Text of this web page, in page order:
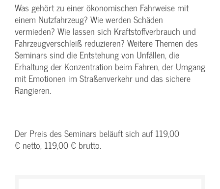
Was gehört zu einer ökonomischen Fahrweise mit
einem Nutzfahrzeug? Wie werden Schäden
vermieden? Wie lassen sich Kraftstoffverbrauch und
Fahrzeugverschleiß reduzieren? Weitere Themen des
Seminars sind die Entstehung von Unfällen, die
Erhaltung der Konzentration beim Fahren, der Umgang
mit Emotionen im Straßenverkehr und das sichere
Rangieren.
Der Preis des Seminars beläuft sich auf 119,00
€ netto, 119,00 € brutto.